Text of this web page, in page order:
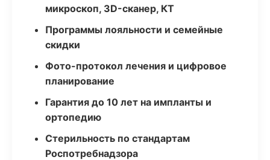
микроскоп, 3D-сканер, КТ
Программы лояльности и семейные
скидки
Фото-протокол лечения и цифровое
планирование
Гарантия до 10 лет на импланты и
ортопедию
Стерильность по стандартам
Роспотребнадзора